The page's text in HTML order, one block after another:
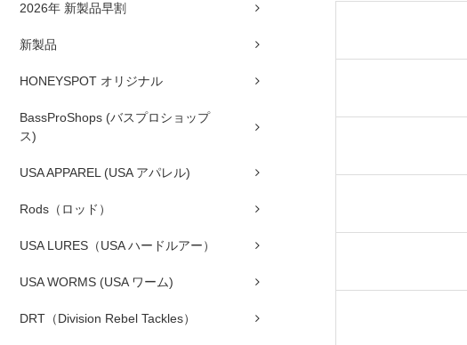
2026年 新製品早割
新製品
HONEYSPOT オリジナル
BassProShops (バスプロショップ
ス)
USA APPAREL (USA アパレル)
Rods（ロッド）
USA LURES（USA ハードルアー）
USA WORMS (USA ワーム)
DRT（Division Rebel Tackles）